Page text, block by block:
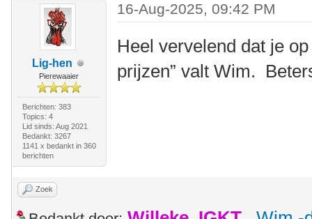
Lig-hen
Pierewaaier
Berichten: 383
Topics: 4
Lid sinds: Aug 2021
Bedankt: 3267
1141 x bedankt in 360
berichten
16-Aug-2025, 09:42 PM
Heel vervelend dat je
prijzen” valt Wim.
Zoek